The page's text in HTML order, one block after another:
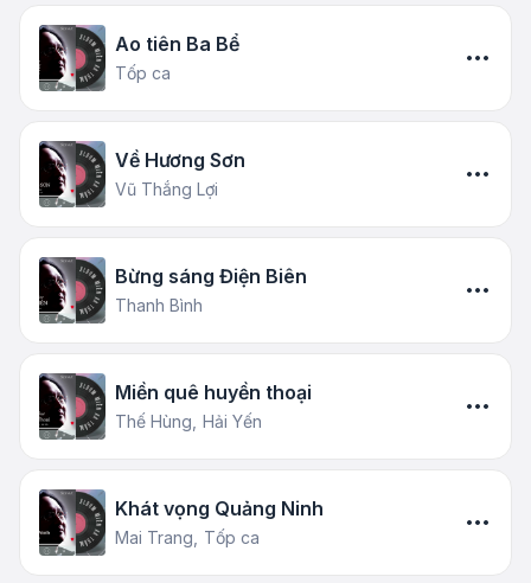
Ao tiên Ba Bể
Tốp ca
Về Hương Sơn
Vũ Thắng Lợi
Bừng sáng Điện Biên
Thanh Bình
Miền quê huyền thoại
Thế Hùng, Hải Yến
Khát vọng Quảng Ninh
Mai Trang, Tốp ca